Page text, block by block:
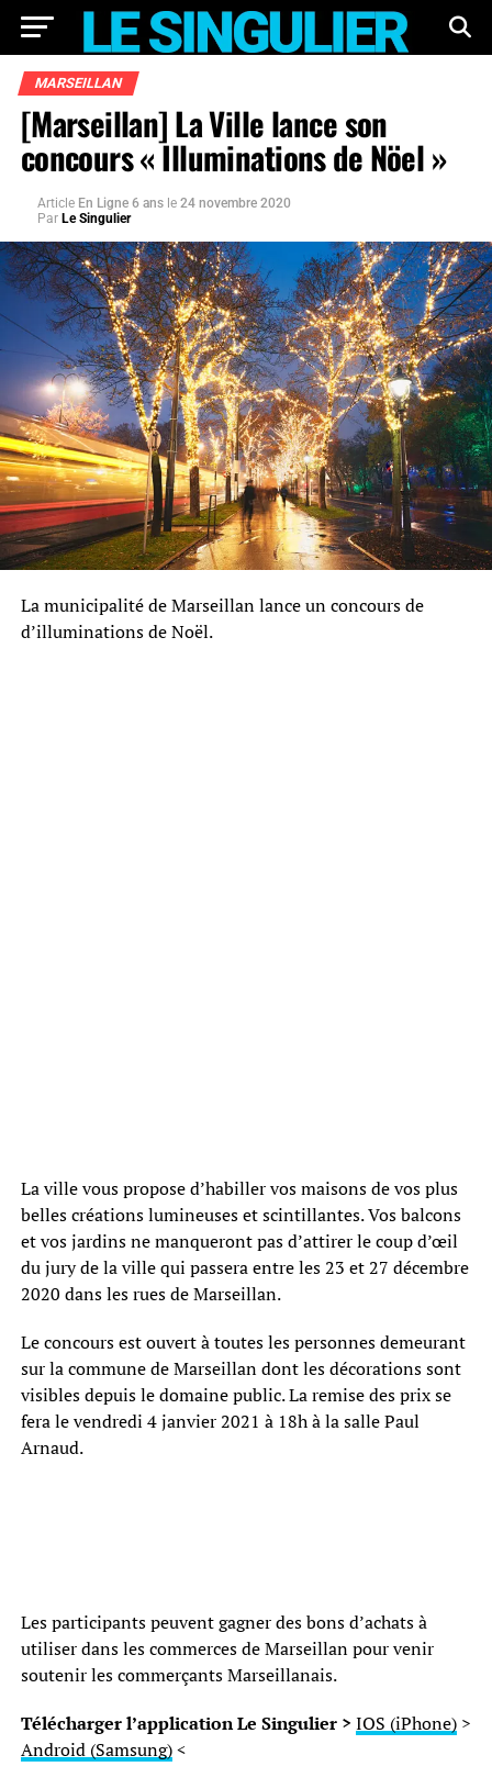
MARSEILLAN
[Marseillan] La Ville lance son
concours « Illuminations de Nöel »
Article En Ligne 6 ans le 24 novembre 2020
Par Le Singulier
La municipalité de Marseillan lance un concours de
d’illuminations de Noël.
La ville vous propose d’habiller vos maisons de vos plus
belles créations lumineuses et scintillantes. Vos balcons
et vos jardins ne manqueront pas d’attirer le coup d’œil
du jury de la ville qui passera entre les 23 et 27 décembre
2020 dans les rues de Marseillan.
Le concours est ouvert à toutes les personnes demeurant
sur la commune de Marseillan dont les décorations sont
visibles depuis le domaine public. La remise des prix se
fera le vendredi 4 janvier 2021 à 18h à la salle Paul
Arnaud.
Les participants peuvent gagner des bons d’achats à
utiliser dans les commerces de Marseillan pour venir
soutenir les commerçants Marseillanais.
Télécharger l’application Le Singulier > IOS (iPhone)>
Android (Samsung)<